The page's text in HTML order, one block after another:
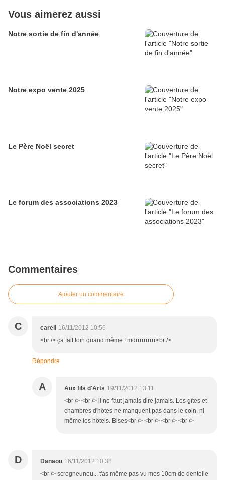
Vous aimerez aussi
Notre sortie de fin d'année
Notre expo vente 2025
Le Père Noël secret
Le forum des associations 2023
Commentaires
Ajouter un commentaire
C careli 16/11/2012 10:56
<br /> ça fait loin quand même ! mdrrrrrrrrrr<br />
Répondre
A Aux fils d'Arts 19/11/2012 13:11
<br /> <br /> il ne faut jamais dire jamais. Les gîtes et
chambres d'hôtes ne manquent pas dans le coin, ni
même les hôtels. Bises<br /> <br /> <br /> <br />
D Danaou 16/11/2012 10:38
<br /> scrogneuneu... t'as même pas vu mes 10cm de dentelle